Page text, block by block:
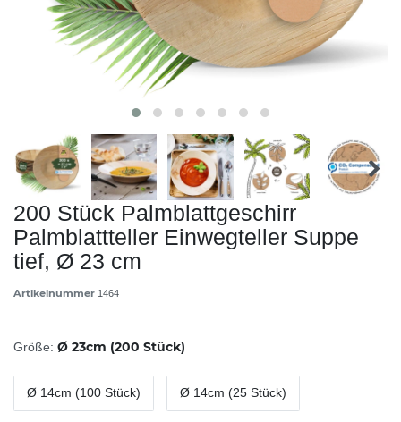
200 Stück Palmblattgeschirr
Palmblattteller Einwegteller Suppe
tief, Ø 23 cm
Artikelnummer 1464
Größe: Ø 23cm (200 Stück)
Ø 14cm (100 Stück) Ø 14cm (25 Stück)